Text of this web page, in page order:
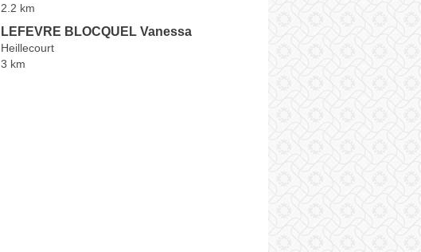
2.2 km
LEFEVRE BLOCQUEL Vanessa
Heillecourt
3 km